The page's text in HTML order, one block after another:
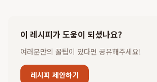
이 레시피가 도움이 되셨나요?
여러분만의 꿀팁이 있다면 공유해주세요!
레시피 제안하기